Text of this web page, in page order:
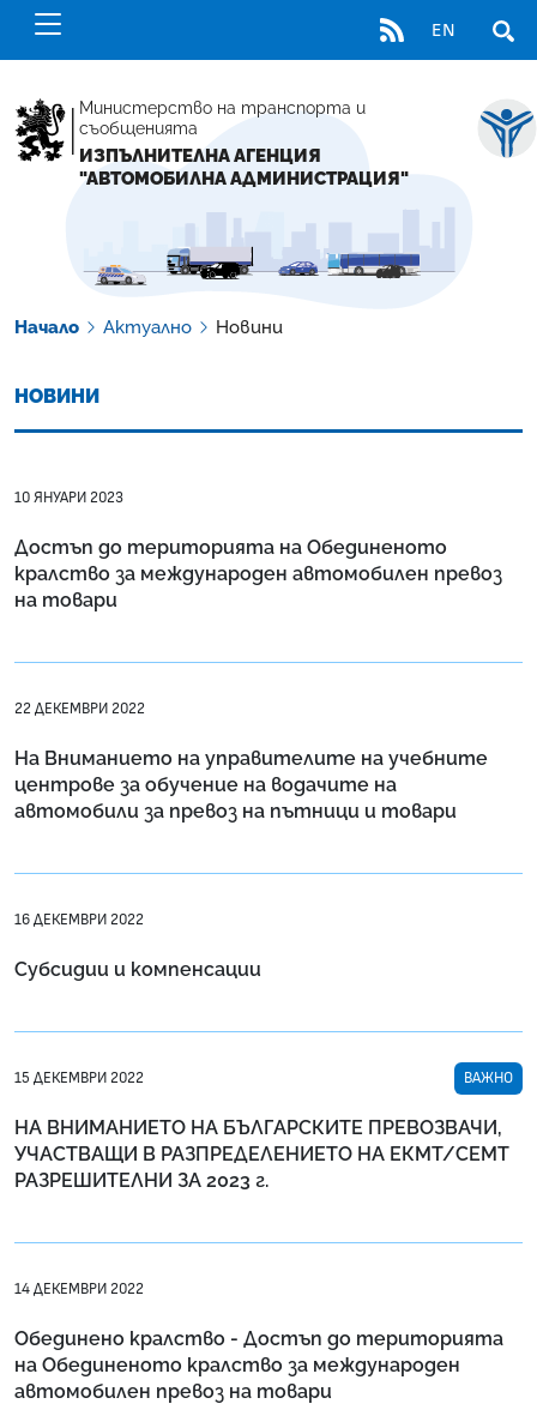
RSS EN
Министерство на транспорта и
съобщенията
ИЗПЪЛНИТЕЛНА АГЕНЦИЯ
"АВТОМОБИЛНА АДМИНИСТРАЦИЯ"
Начало Актуално Новини
НОВИНИ
10 ЯНУАРИ 2023
Достъп до територията на Обединеното
кралство за международен автомобилен превоз
на товари
22 ДЕКЕМВРИ 2022
На Вниманието на управителите на учебните
центрове за обучение на водачите на
автомобили за превоз на пътници и товари
16 ДЕКЕМВРИ 2022
Субсидии и компенсации
15 ДЕКЕМВРИ 2022 ВАЖНО
НА ВНИМАНИЕТО НА БЪЛГАРСКИТЕ ПРЕВОЗВАЧИ,
УЧАСТВАЩИ В РАЗПРЕДЕЛЕНИЕТО НА ЕКМТ/СЕМТ
РАЗРЕШИТЕЛНИ ЗА 2023 г.
14 ДЕКЕМВРИ 2022
Обединено кралство - Достъп до територията
на Обединеното кралство за международен
автомобилен превоз на товари